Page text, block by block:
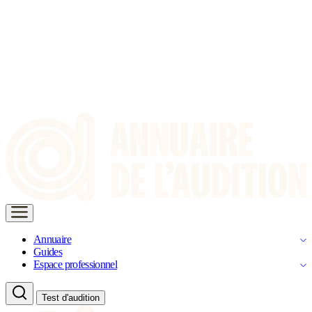
Annuaire
Guides
Espace professionnel
Test d'audition